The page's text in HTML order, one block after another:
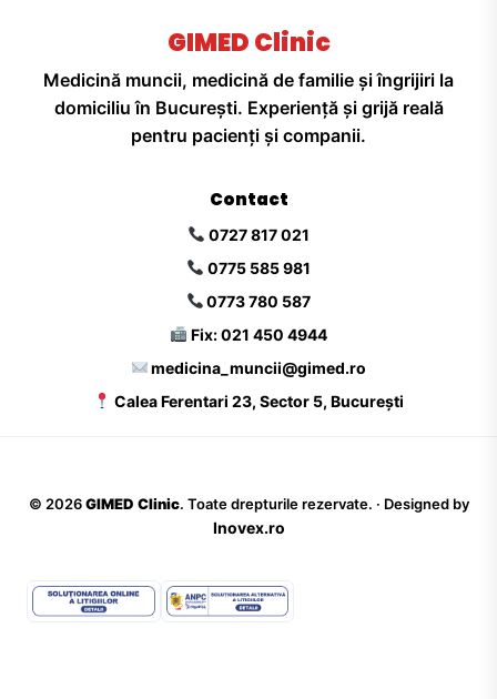
GIMED Clinic
Medicină muncii, medicină de familie și îngrijiri la
domiciliu în București. Experiență și grijă reală
pentru pacienți și companii.
Contact
0727 817 021
0775 585 981
0773 780 587
Fix: 021 450 4944
medicina_muncii@gimed.ro
Calea Ferentari 23, Sector 5, București
© 2026 GIMED Clinic. Toate drepturile rezervate. · Designed by
Inovex.ro